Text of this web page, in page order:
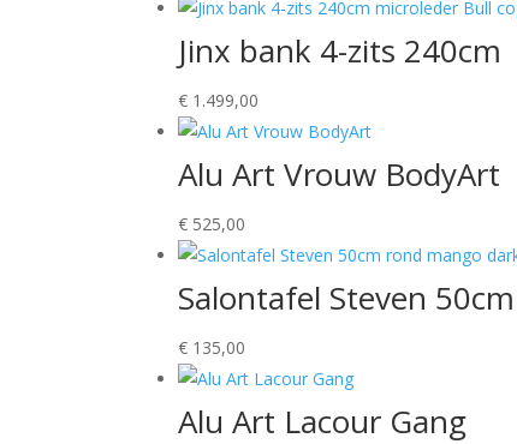
Jinx bank 4-zits 240cm
€ 1.499,00
Alu Art Vrouw BodyArt
€ 525,00
Salontafel Steven
€ 135,00
Alu Art Lacour Gang